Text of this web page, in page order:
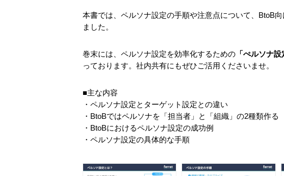
本書では、ペルソナ設定の手順や注意点について、BtoB
ました。
巻末には、ペルソナ設定を効率化するための 「ぺルソナ
っております。社内共有にもぜひご活用くださいませ。
■主な内容
・ペルソナ設定とターゲット設定との違い
・BtoBではペルソナを「担当者」と「組織」の2種類作る
・BtoBにおけるペルソナ設定の成功例
・ペルソナ設定の具体的な手順​​​​​